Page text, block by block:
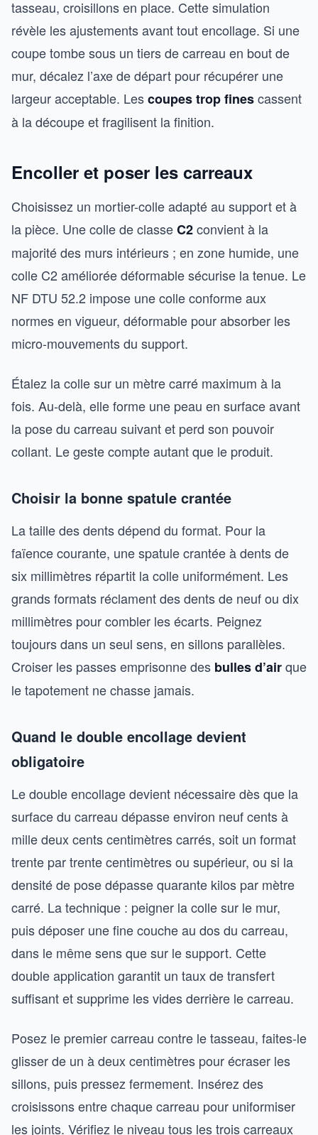
tasseau, croisillons en place. Cette simulation
révèle les ajustements avant tout encollage. Si une
coupe tombe sous un tiers de carreau en bout de
mur, décalez l’axe de départ pour récupérer une
largeur acceptable. Lescoupes trop finescassent
à la découpe et fragilisent la finition.
Encoller et poser les carreaux
Choisissez un mortier-colle adapté au support et à
la pièce. Une colle de classeC2convient à la
majorité des murs intérieurs ; en zone humide, une
colle C2 améliorée déformable sécurise la tenue. Le
NF DTU 52.2 impose une colle conforme aux
normes en vigueur, déformable pour absorber les
micro-mouvements du support.
Étalez la colle sur un mètre carré maximum à la
fois. Au-delà, elle forme une peau en surface avant
la pose du carreau suivant et perd son pouvoir
collant. Le geste compte autant que le produit.
Choisir la bonne spatule crantée
La taille des dents dépend du format. Pour la
faïence courante, une spatule crantée à dents de
six millimètres répartit la colle uniformément. Les
grands formats réclament des dents de neuf ou dix
millimètres pour combler les écarts. Peignez
toujours dans un seul sens, en sillons parallèles.
Croiser les passes emprisonne des bulles d’airque
le tapotement ne chasse jamais.
Quand le double encollage devient
obligatoire
Le double encollage devient nécessaire dès que la
surface du carreau dépasse environ neuf cents à
mille deux cents centimètres carrés, soit un format
trente par trente centimètres ou supérieur, ou si la
densité de pose dépasse quarante kilos par mètre
carré. La technique : peigner la colle sur le mur,
puis déposer une fine couche au dos du carreau,
dans le même sens que sur le support. Cette
double application garantit un taux de transfert
suffisant et supprime les vides derrière le carreau.
Posez le premier carreau contre le tasseau, faites-le
glisser de un à deux centimètres pour écraser les
sillons, puis pressez fermement. Insérez des
croisissons entre chaque carreau pour uniformiser
les joints. Vérifiez le niveau tous les trois carreaux